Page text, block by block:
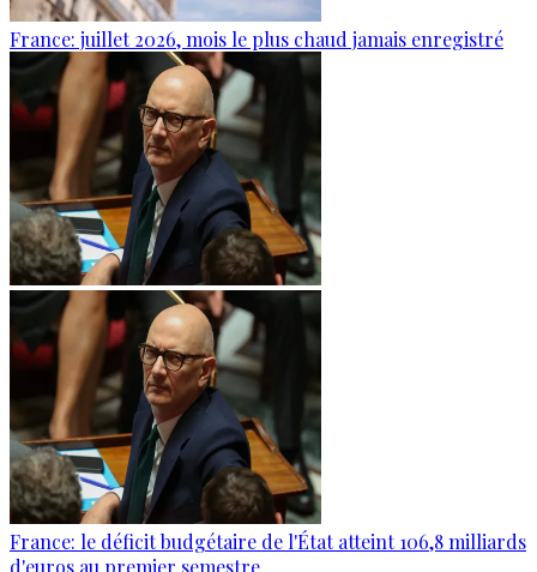
France: juillet 2026, mois le plus chaud jamais enregistré
France: le déficit budgétaire de l'État atteint 106,8 milliards
d'euros au premier semestre